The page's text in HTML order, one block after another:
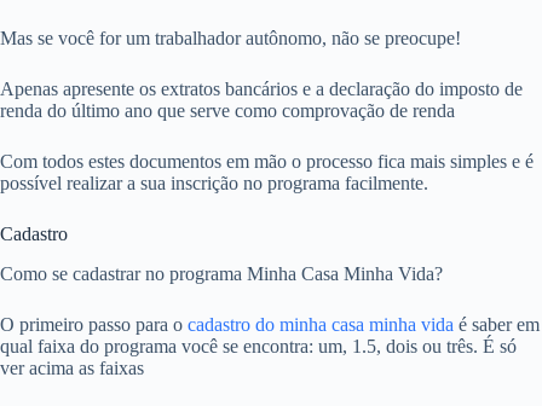
Mas se você for um trabalhador autônomo, não se preocupe!
Apenas apresente os extratos bancários e a declaração do imposto de
renda do último ano que serve como comprovação de renda
Com todos estes documentos em mão o processo fica mais simples e é
possível realizar a sua inscrição no programa facilmente.
Cadastro
Como se cadastrar no programa Minha Casa Minha Vida?
O primeiro passo para o cadastro do minha casa minha vida é saber em
qual faixa do programa você se encontra: um, 1.5, dois ou três. É só
ver acima as faixas